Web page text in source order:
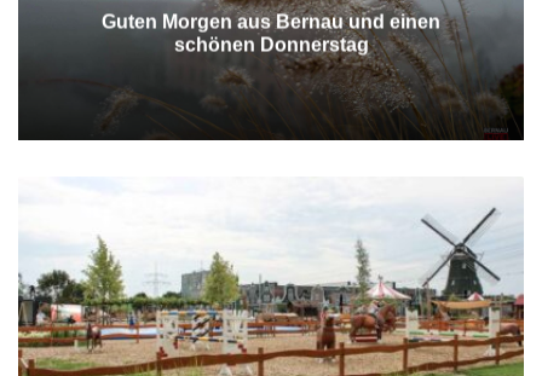
Guten Morgen aus Bernau und einen
schönen Donnerstag